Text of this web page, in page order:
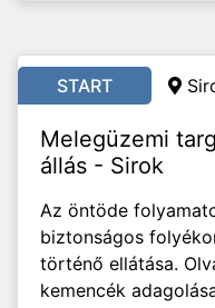
START
Melegüzemi
állás - Sirok
Az öntöde
biztonságos
történő ellátása.
kemencék